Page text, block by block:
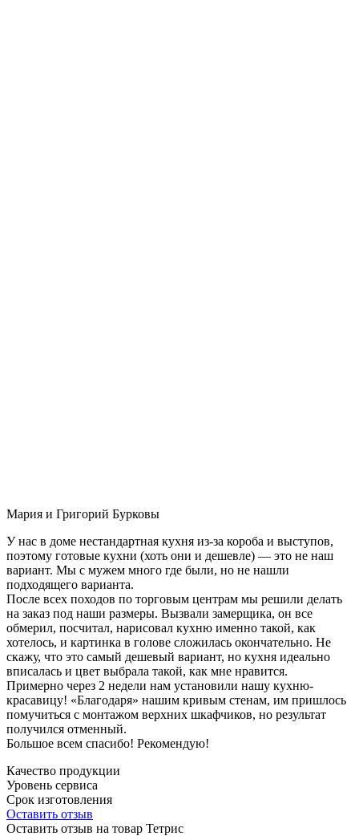
Мария и Григорий Бурковы
У нас в доме нестандартная кухня из-за короба и выступов,
поэтому готовые кухни (хоть они и дешевле) — это не наш
вариант. Мы с мужем много где были, но не нашли
подходящего варианта.
После всех походов по торговым центрам мы решили делать
на заказ под наши размеры. Вызвали замерщика, он все
обмерил, посчитал, нарисовал кухню именно такой, как
хотелось, и картинка в голове сложилась окончательно. Не
скажу, что это самый дешевый вариант, но кухня идеально
вписалась и цвет выбрала такой, как мне нравится.
Примерно через 2 недели нам установили нашу кухню-
красавицу! «Благодаря» нашим кривым стенам, им пришлось
помучиться с монтажом верхних шкафчиков, но результат
получился отменный.
Большое всем спасибо! Рекомендую!
Качество продукции
Уровень сервиса
Срок изготовления
Оставить отзыв
Оставить отзыв на товар Тетрис